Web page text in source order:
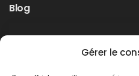
Gérer le
Blog